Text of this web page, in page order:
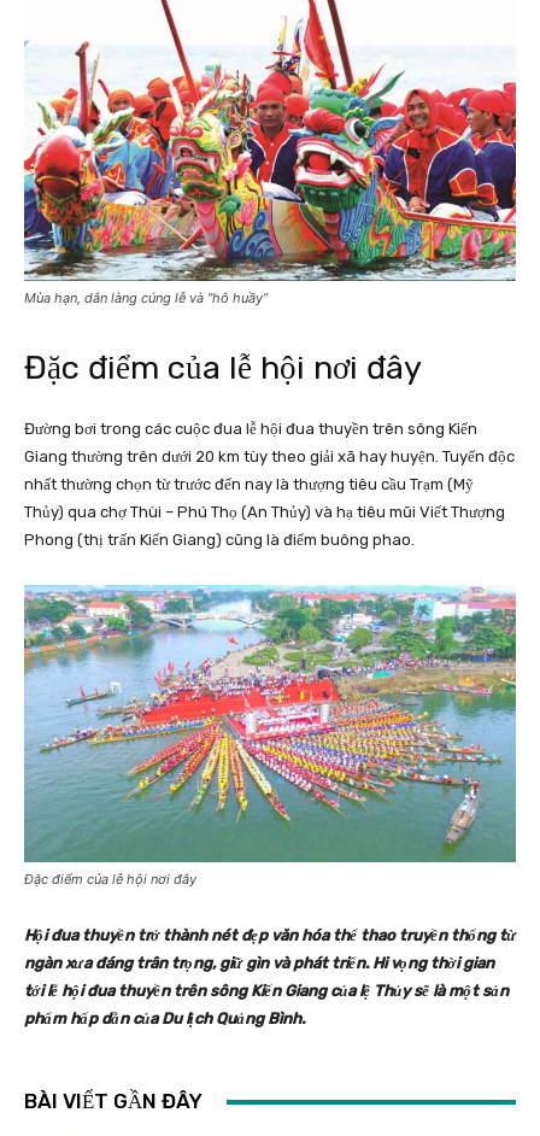
Mùa hạn, dân làng cúng lễ và ’’hô huầy’’
Đặc điểm của lễ hội nơi đây
Đường bơi trong các cuộc đua lễ hội đua thuyền trên sông Kiến
Giang thường trên dưới 20 km tùy theo giải xã hay huyện. Tuyến độc
nhất thường chọn từ trước đến nay là thượng tiêu cầu Trạm (Mỹ
Thủy) qua chợ Thùi – Phú Thọ (An Thủy) và hạ tiêu mũi Viết Thượng
Phong (thị trấn Kiến Giang) cũng là điểm buông phao.
Đặc điểm của lễ hội nơi đây
Hội đua thuyền trở thành nét đẹp văn hóa thể thao truyền thống từ
ngàn xưa đáng trân trọng, giữ gìn và phát triển. Hi vọng thời gian
tới lễ hội đua thuyền trên sông Kiến Giang của lệ Thủy sẽ là một sản
phẩm hấp dẫn của Du lịch Quảng Bình.
BÀI VIẾT GẦN ĐÂY